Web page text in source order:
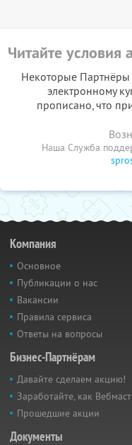
Читайте условия
Некоторые Партнёры
электронному
прописано, что
Наша Служба
Компания
Основное
Публикации о нас
Вакансии
Правила сервиса
Ответы на вопросы
Бизнес-Партнёрам
Давайте сделаем акцию!
Заработайте, как
Прошедшие акции
Документы